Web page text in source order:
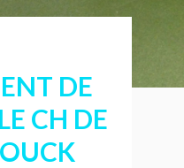
DE
CH DE